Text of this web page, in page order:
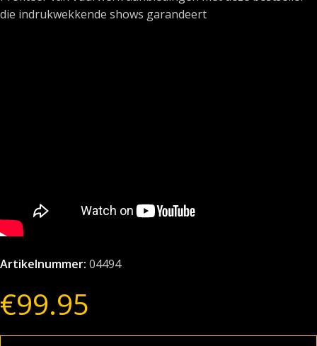
die indrukwekkende shows garandeert
Artikelnummer: 04494
€99.95